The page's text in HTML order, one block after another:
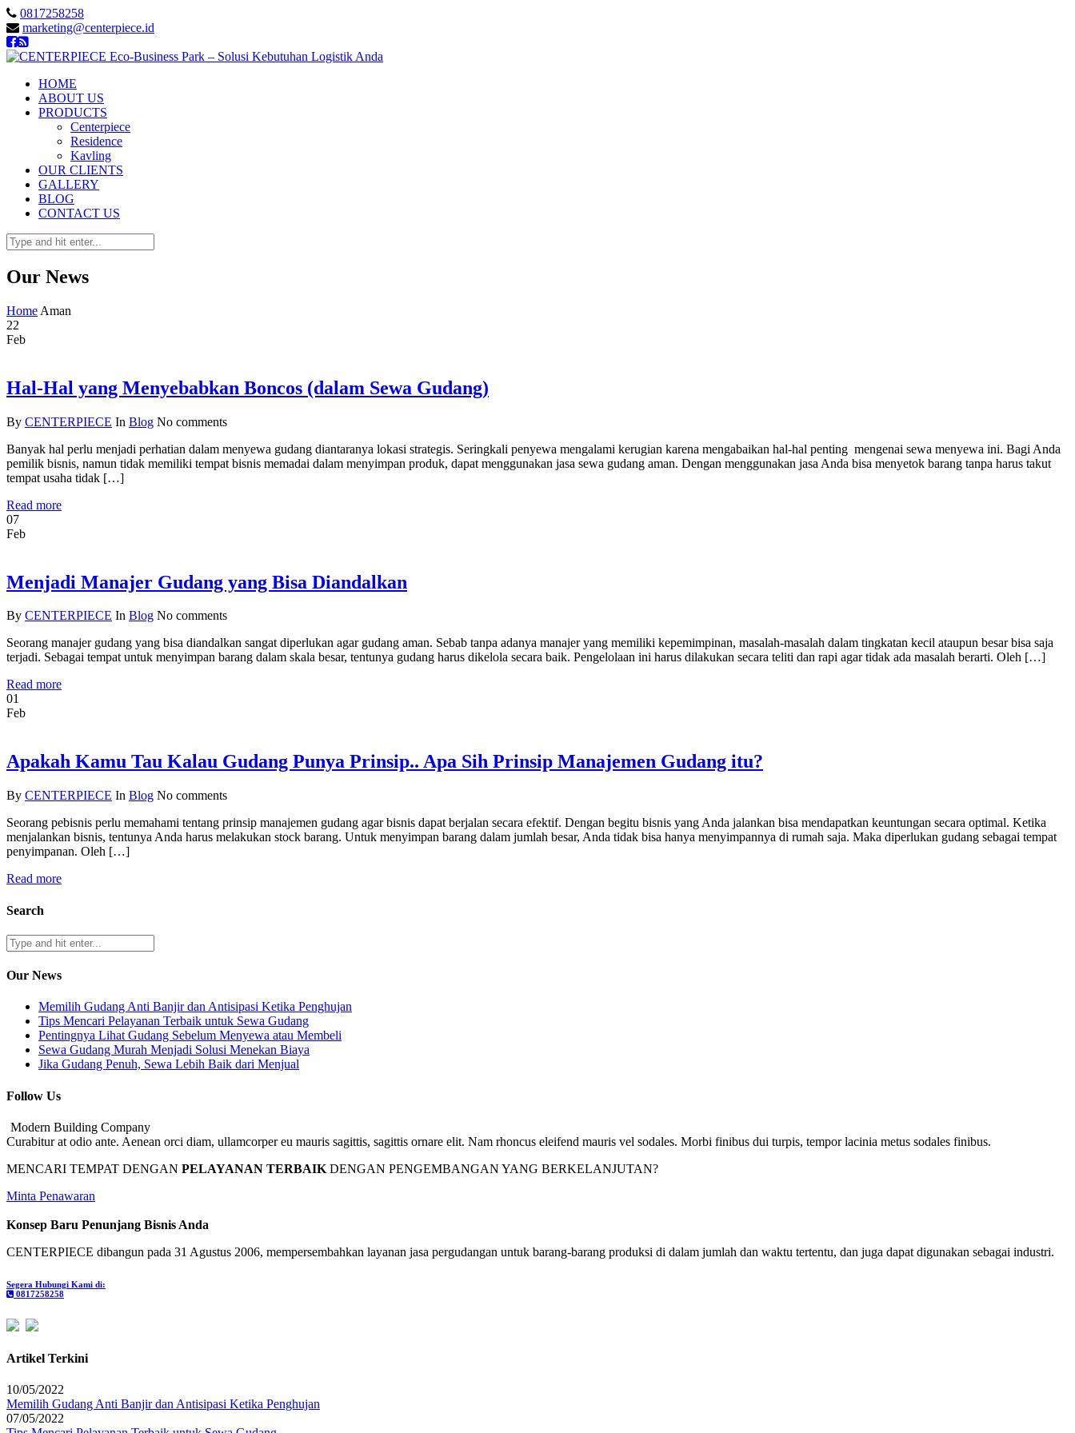
0817258258
marketing@centerpiece.id
HOME
ABOUT US
PRODUCTS
Centerpiece
Residence
Kavling
OUR CLIENTS
GALLERY
BLOG
CONTACT US
Our News
Home Aman
22
Feb
Hal-Hal yang Menyebabkan Boncos (dalam Sewa Gudang)
By CENTERPIECE In Blog No comments
Banyak hal perlu menjadi perhatian dalam menyewa gudang diantaranya lokasi strategis. Seringkali penyewa mengalami kerugian karena mengabaikan hal-hal penting mengenai sewa menyewa ini. Bagi Anda
pemilik bisnis, namun tidak memiliki tempat bisnis memadai dalam menyimpan produk, dapat menggunakan jasa sewa gudang aman. Dengan menggunakan jasa Anda bisa menyetok barang tanpa harus takut
tempat usaha tidak […]
Read more
07
Feb
Menjadi Manajer Gudang yang Bisa Diandalkan
By CENTERPIECE In Blog No comments
Seorang manajer gudang yang bisa diandalkan sangat diperlukan agar gudang aman. Sebab tanpa adanya manajer yang memiliki kepemimpinan, masalah-masalah dalam tingkatan kecil ataupun besar bisa saja
terjadi. Sebagai tempat untuk menyimpan barang dalam skala besar, tentunya gudang harus dikelola secara baik. Pengelolaan ini harus dilakukan secara teliti dan rapi agar tidak ada masalah berarti. Oleh […]
Read more
01
Feb
Apakah Kamu Tau Kalau Gudang Punya Prinsip.. Apa Sih Prinsip Manajemen Gudang itu?
By CENTERPIECE In Blog No comments
Seorang pebisnis perlu memahami tentang prinsip manajemen gudang agar bisnis dapat berjalan secara efektif. Dengan begitu bisnis yang Anda jalankan bisa mendapatkan keuntungan secara optimal. Ketika
menjalankan bisnis, tentunya Anda harus melakukan stock barang. Untuk menyimpan barang dalam jumlah besar, Anda tidak bisa hanya menyimpannya di rumah saja. Maka diperlukan gudang sebagai tempat
penyimpanan. Oleh […]
Read more
Search
Our News
Memilih Gudang Anti Banjir dan Antisipasi Ketika Penghujan
Tips Mencari Pelayanan Terbaik untuk Sewa Gudang
Pentingnya Lihat Gudang Sebelum Menyewa atau Membeli
Sewa Gudang Murah Menjadi Solusi Menekan Biaya
Jika Gudang Penuh, Sewa Lebih Baik dari Menjual
Follow Us
Modern Building Company
Curabitur at odio ante. Aenean orci diam, ullamcorper eu mauris sagittis, sagittis ornare elit. Nam rhoncus eleifend mauris vel sodales. Morbi finibus dui turpis, tempor lacinia metus sodales finibus.
MENCARI TEMPAT DENGAN PELAYANAN TERBAIK DENGAN PENGEMBANGAN YANG BERKELANJUTAN?
Minta Penawaran
Konsep Baru Penunjang Bisnis Anda
CENTERPIECE dibangun pada 31 Agustus 2006, mempersembahkan layanan jasa pergudangan untuk barang-barang produksi di dalam jumlah dan waktu tertentu, dan juga dapat digunakan sebagai industri.
Segera Hubungi Kami di:
0817258258
Artikel Terkini
10/05/2022
Memilih Gudang Anti Banjir dan Antisipasi Ketika Penghujan
07/05/2022